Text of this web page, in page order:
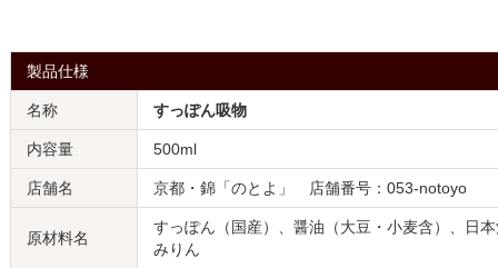
製品仕様
名称 すっぽん吸物
内容量 500ml
店舗名 京都・錦「のとよ」 店舗番号：053-notoyo
原材料名
すっぽん（国産）、醤油（大豆・小麦含）、日
みりん